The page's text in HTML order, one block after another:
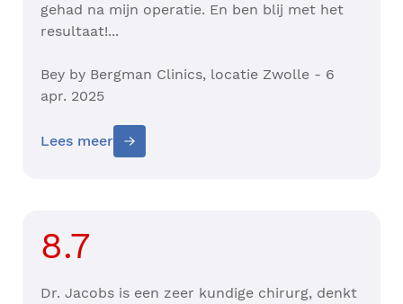
gehad na mijn operatie. En ben blij met het
resultaat!...
Bey by Bergman Clinics, locatie Zwolle - 6
apr. 2025
Lees meer
8.7
Dr. Jacobs is een zeer kundige chirurg, denkt